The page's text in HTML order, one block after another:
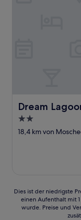
Dream
Dream Lagoon
2.0-
Sterne-
18,4 km von
Dies
der
Dies ist der niedrigste
einen Aufenthalt mit
wurde. Preise und